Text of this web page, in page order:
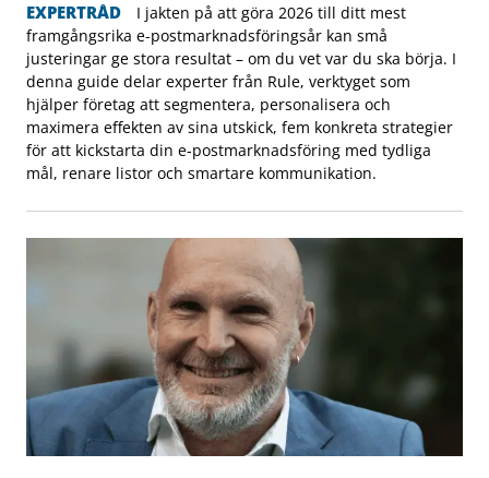
EXPERTRÅD
I jakten på att göra 2026 till ditt mest
framgångsrika e-postmarknadsföringsår kan små
justeringar ge stora resultat – om du vet var du ska börja. I
denna guide delar experter från Rule, verktyget som
hjälper företag att segmentera, personalisera och
maximera effekten av sina utskick, fem konkreta strategier
för att kickstarta din e-postmarknadsföring med tydliga
mål, renare listor och smartare kommunikation.